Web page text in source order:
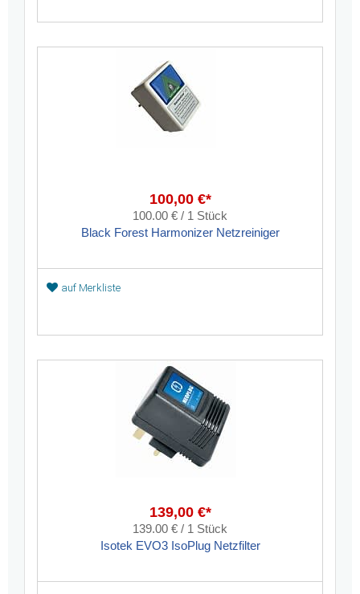
100,00 €*
100.00 € / 1 Stück
Black Forest Harmonizer Netzreiniger
auf Merkliste
139,00 €*
139.00 € / 1 Stück
Isotek EVO3 IsoPlug Netzfilter